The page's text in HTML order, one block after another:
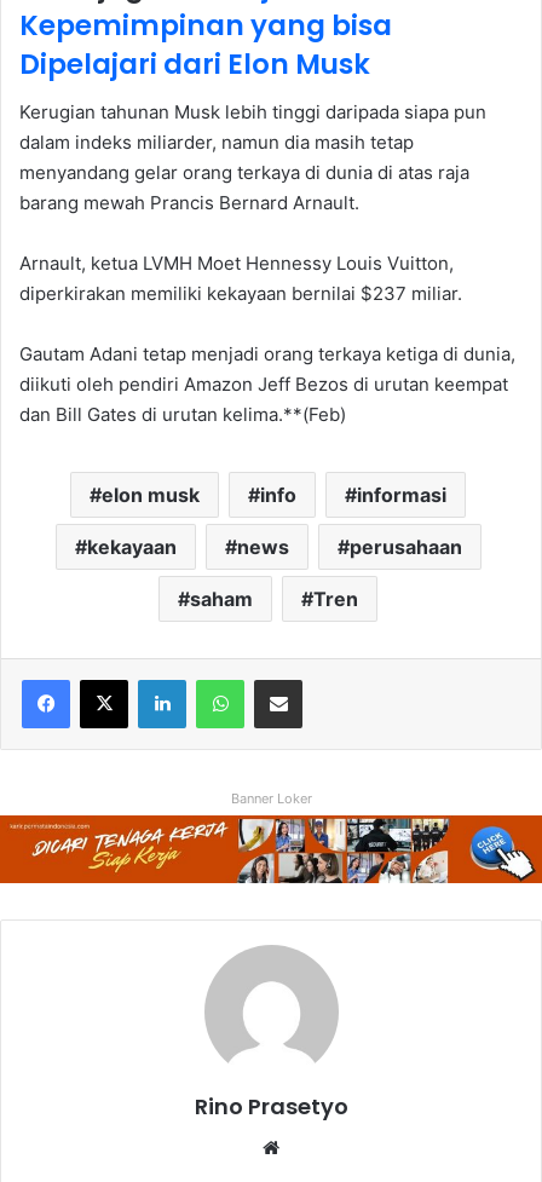
Kepemimpinan yang bisa
Dipelajari dari Elon Musk
Kerugian tahunan Musk lebih tinggi daripada siapa pun
dalam indeks miliarder, namun dia masih tetap
menyandang gelar orang terkaya di dunia di atas raja
barang mewah Prancis Bernard Arnault.
Arnault, ketua LVMH Moet Hennessy Louis Vuitton,
diperkirakan memiliki kekayaan bernilai $237 miliar.
Gautam Adani tetap menjadi orang terkaya ketiga di dunia,
diikuti oleh pendiri Amazon Jeff Bezos di urutan keempat
dan Bill Gates di urutan kelima.**(Feb)
elon musk info informasi
kekayaan news perusahaan
saham Tren
Facebook
X LinkedInWhatsAppShare via Email
Banner Loker
Rino Prasetyo